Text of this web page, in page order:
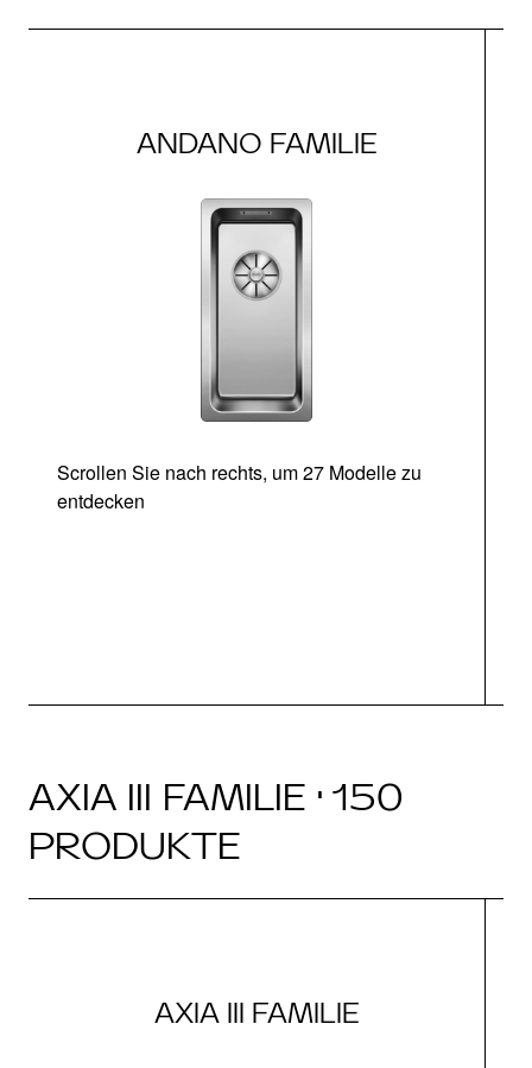
ANDANO FAMILIE
Scrollen Sie nach rechts, um 27 Modelle zu
entdecken
AXIA III FAMILIE · 150
PRODUKTE
AXIA III FAMILIE